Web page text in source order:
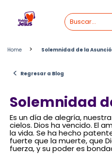
content
Home > Solemnidad de la
< Regresar a Blog
Solemnidad
Es un día de alegría,
cielos. Dios ha vencido. El
la vida. Se ha hecho
fuerte que la muerte, que
fuerza, y su poder es